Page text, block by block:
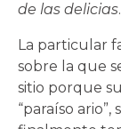
de las delicias.
La particular
sobre la que
sitio porque
“paraíso